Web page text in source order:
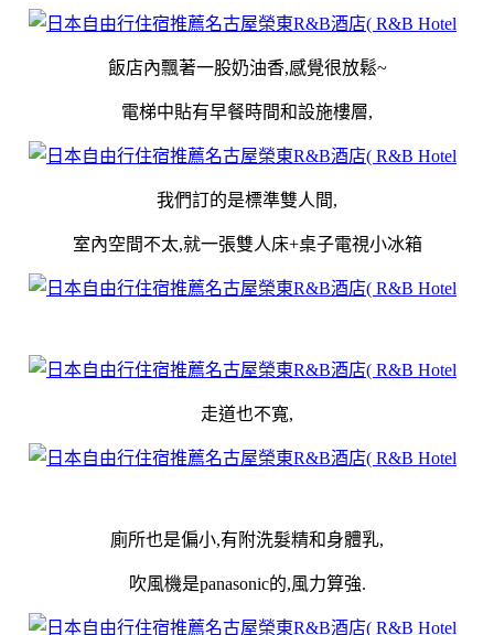
飯店內飄著一股奶油香,感覺很放鬆~
電梯中貼有早餐時間和設施樓層,
我們訂的是標準雙人間,
室內空間不太,就一張雙人床+桌子電視小冰箱
走道也不寬,
廁所也是偏小,有附洗髮精和身體乳,
吹風機是panasonic的,風力算強.